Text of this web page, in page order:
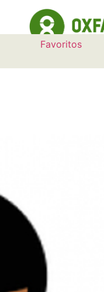
Favoritos